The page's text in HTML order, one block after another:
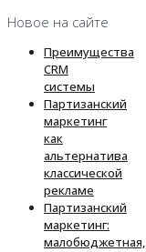
Новое на сайте
Преимущества
CRM
системы
Партизанский
маркетинг
как
альтернатива
классической
рекламе
Партизанский
маркетинг:
малобюджетная,